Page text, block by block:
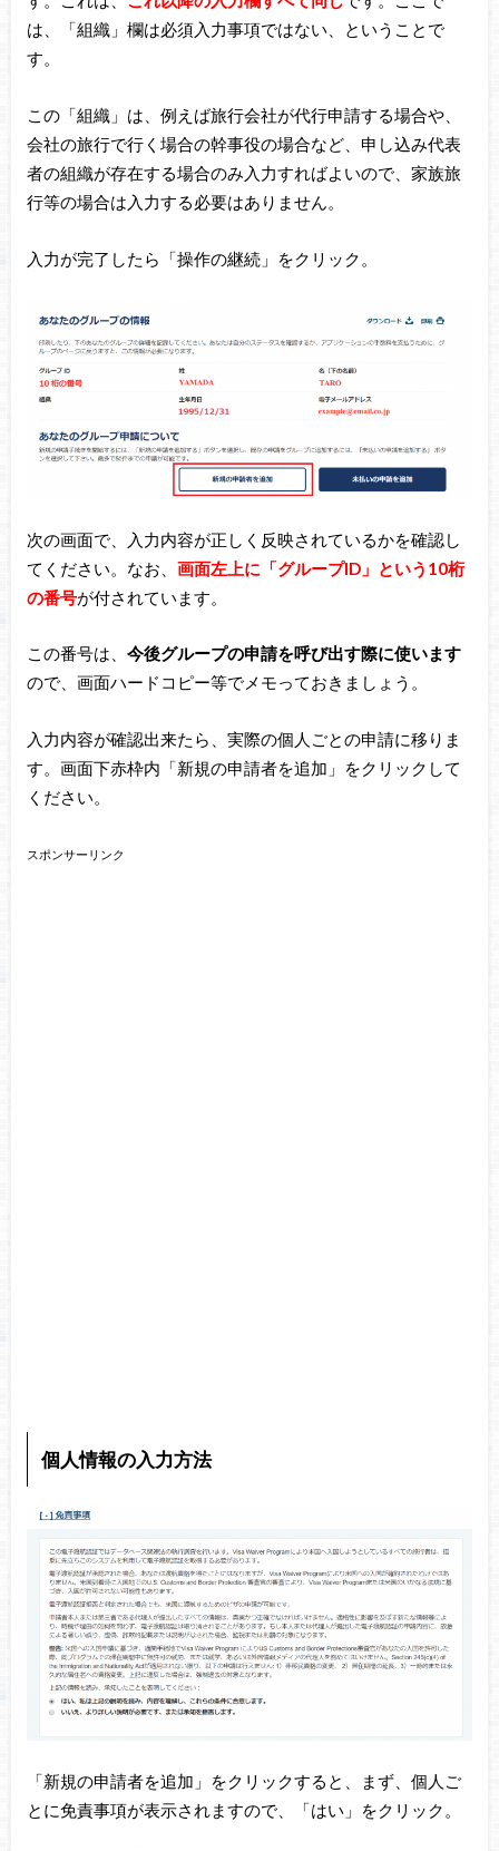
は、「組織」欄は必須入力事項ではない、ということで
す。
この「組織」は、例えば旅行会社が代行申請する場合や、
会社の旅行で行く場合の幹事役の場合など、申し込み代表
者の組織が存在する場合のみ入力すればよいので、家族旅
行等の場合は入力する必要はありません。
入力が完了したら「操作の継続」をクリック。
次の画面で、入力内容が正しく反映されているかを確認し
てください。なお、 画面左上に「グループID」という10桁
の番号が付されています。
この番号は、 今後グループの申請を呼び出す際に使います
ので、画面ハードコピー等でメモっておきましょう。
入力内容が確認出来たら、実際の個人ごとの申請に移りま
す。画面下赤枠内「新規の申請者を追加」をクリックして
ください。
スポンサーリンク
個人情報の入力方法
「新規の申請者を追加」をクリックすると、まず、個人ご
とに免責事項が表示されますので、「はい」をクリック。